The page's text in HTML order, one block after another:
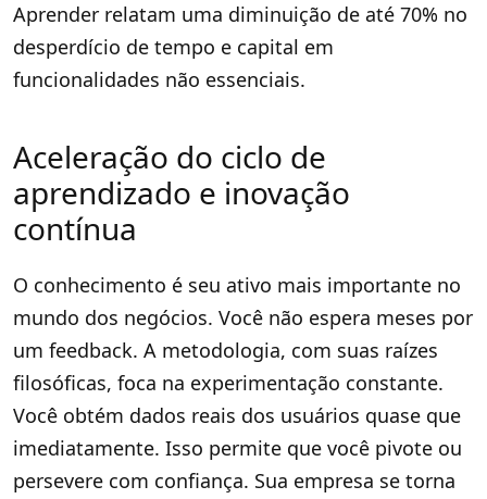
Aprender relatam uma diminuição de até 70% no
desperdício de tempo e capital em
funcionalidades não essenciais.
Aceleração do ciclo de
aprendizado e inovação
contínua
O conhecimento é seu ativo mais importante no
mundo dos negócios. Você não espera meses por
um feedback. A metodologia, com suas raízes
filosóficas, foca na experimentação constante.
Você obtém dados reais dos usuários quase que
imediatamente. Isso permite que você pivote ou
persevere com confiança. Sua empresa se torna